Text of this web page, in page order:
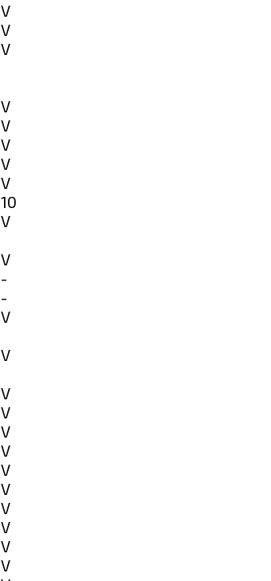
V
V
V
V
V
V
V
V
10
V
V
-
-
V
V
V
V
V
V
V
V
V
V
V
V